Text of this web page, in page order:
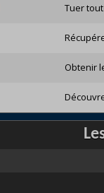
Tuer
Obtenir